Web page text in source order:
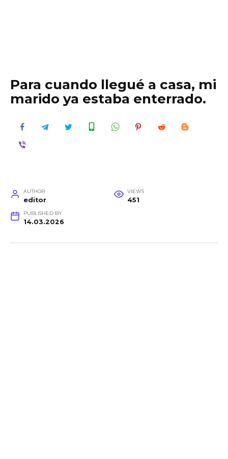
Para cuando llegué a casa, mi
marido ya estaba enterrado.
AUTHOR
editor
VIEWS
451
PUBLISHED BY
14.03.2026